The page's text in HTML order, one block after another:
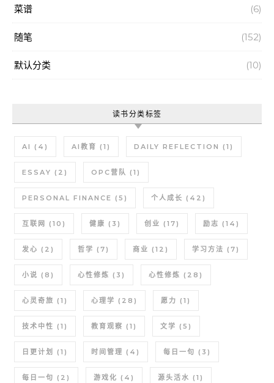
菜谱 (6)
随笔 (152)
默认分类 (10)
读书分类标签
AI (4) AI教育 (1) DAILY REFLECTION (1)
ESSAY (2) OPC营队 (1)
PERSONAL FINANCE (5) 个人成长 (42)
互联网 (10) 健康 (3) 创业 (17) 励志 (14)
发心 (2) 哲学 (7) 商业 (12) 学习方法 (7)
小说 (8) 心性修炼 (3) 心性修炼 (28)
心灵奇旅 (1) 心理学 (28) 愿力 (1)
技术中性 (1) 教育观察 (1) 文学 (5)
日更计划 (1) 时间管理 (4) 每日一句 (3)
每日一句 (2) 游戏化 (4) 源头活水 (1)